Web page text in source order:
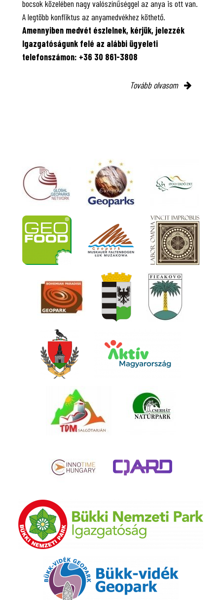
bocsok közelében nagy valószínűséggel az anya is ott van.
A legtöbb konfliktus az anyamedvékhez köthető.
Amennyiben medvét észlelnek, kérjük, jelezzék
Igazgatóságunk felé az alábbi ügyeleti
telefonszámon: +36 30 861-3808
Tovább olvasom